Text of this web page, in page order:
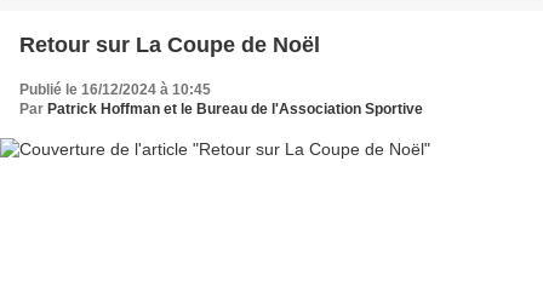
Retour sur La Coupe de Noël
Publié le 16/12/2024 à 10:45
Par Patrick Hoffman et le Bureau de l'Association Sportive